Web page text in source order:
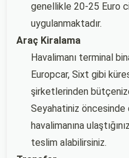
genellikle 20-25 Euro
uygulanmaktadır.
Araç Kiralama
Havalimanı terminal
Europcar, Sixt gibi
şirketlerinden
Seyahatiniz öncesinde
havalimanına
teslim alabilirsiniz.